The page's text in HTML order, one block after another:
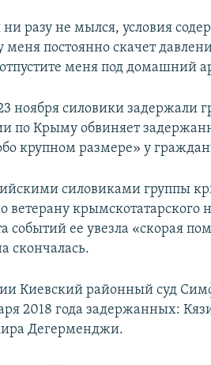
разу не мылся, условия
меня постоянно скачет
меня под домашний
ноября силовики задержали
по Крыму обвиняет
крупном размере» у
силовиками группы
ветерану
событий ее увезла «скорая
скончалась.
Киевский районный суд
2018 года задержанных:
Дегерменджи.